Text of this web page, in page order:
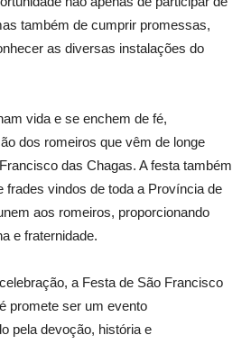
também de cumprir promessas,
as diversas instalações do
vida e se enchem de fé,
dos romeiros que vêm de longe
das Chagas. A festa também
frades vindos de toda a Província de
aos romeiros, proporcionando
e fraternidade.
a Festa de São Francisco
promete ser um evento
pela devoção, história e